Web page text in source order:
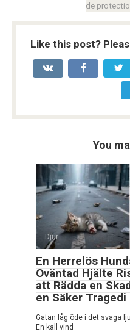
de
Like this post?
You
Djur
En Herrelös
Oväntad Hjälte
att Rädda en
en Säker Tragedi
Gatan låg öde i det svaga
En kall vind